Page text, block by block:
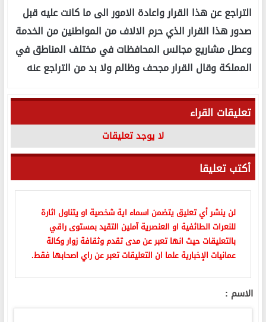
التراجع عن هذا القرار واعادة الامور الى ما كانت عليه قبل
صدور هذا القرار الذي حرم الالاف من المواطنين من الخدمة
وعطل مشاريع مجالس المحافظات في مختلف المناطق في
المملكة وقال القرار مجحف وظالم ولا بد من التراجع عنه
تعليقات القراء
لا يوجد تعليقات
أكتب تعليقا
لن ينشر أي تعليق يتضمن اسماء اية شخصية او يتناول اثارة
للنعرات الطائفية او العنصرية آملين التقيد بمستوى راقي
بالتعليقات حيث انها تعبر عن مدى تقدم وثقافة زوار وكالة
عمانيات الإخبارية علما ان التعليقات تعبر عن راي اصحابها فقط.
الاسم :